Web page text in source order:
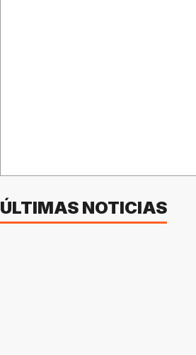
ÚLTIMAS NOTICIAS